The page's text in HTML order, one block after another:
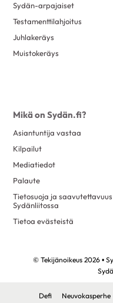
Sydän-arpajaiset
Testamenttilahjoitus
Juhlakeräys
Muistokeräys
Mikä on Sydän.fi?
Asiantuntija vastaa
Kilpailut
Mediatiedot
Palaute
Tietosuoja ja saavutettavuus
Sydänliitossa
Tietoa evästeistä
© Tekijänoikeus 2026 •
Defi Neuvokasperhe